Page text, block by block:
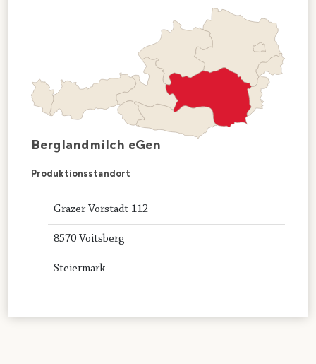
Berglandmilch eGen
Produktionsstandort
Grazer Vorstadt 112
8570 Voitsberg
Steiermark